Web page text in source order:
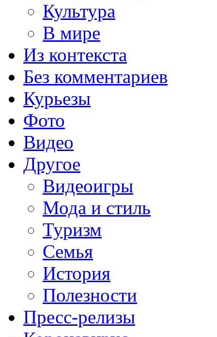
Культура
В мире
Из контекста
Без комментариев
Курьезы
Фото
Видео
Другое
Видеоигры
Мода и стиль
Туризм
Семья
История
Полезности
Пресс-релизы